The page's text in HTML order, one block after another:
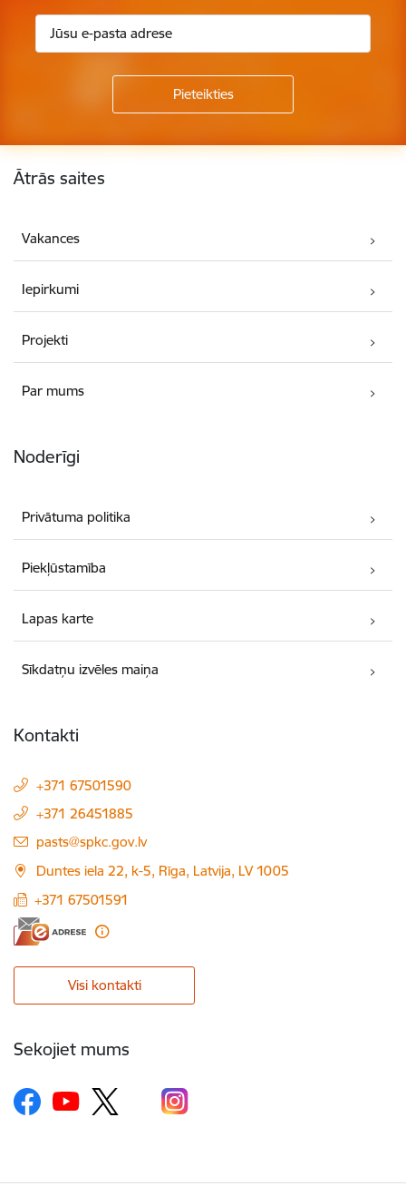
Kājene
Ātrās saites
Vakances
Iepirkumi
Projekti
Par mums
Noderīgi
Privātuma politika
Piekļūstamība
Lapas karte
Sīkdatņu izvēles maiņa
Kontakti
+371 67501590
+371 26451885
E-pasts:
pasts@spkc.gov.lv
Duntes iela 22, k-5, Rīga, Latvija, LV 1005
+371 67501591
Visi kontakti
Sekojiet mums